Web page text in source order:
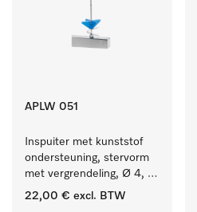
APLW 051
Inspuiter met kunststof
ondersteuning, stervorm
met vergrendeling, Ø 4,
lengte 110 mm.
22,00 € excl. BTW